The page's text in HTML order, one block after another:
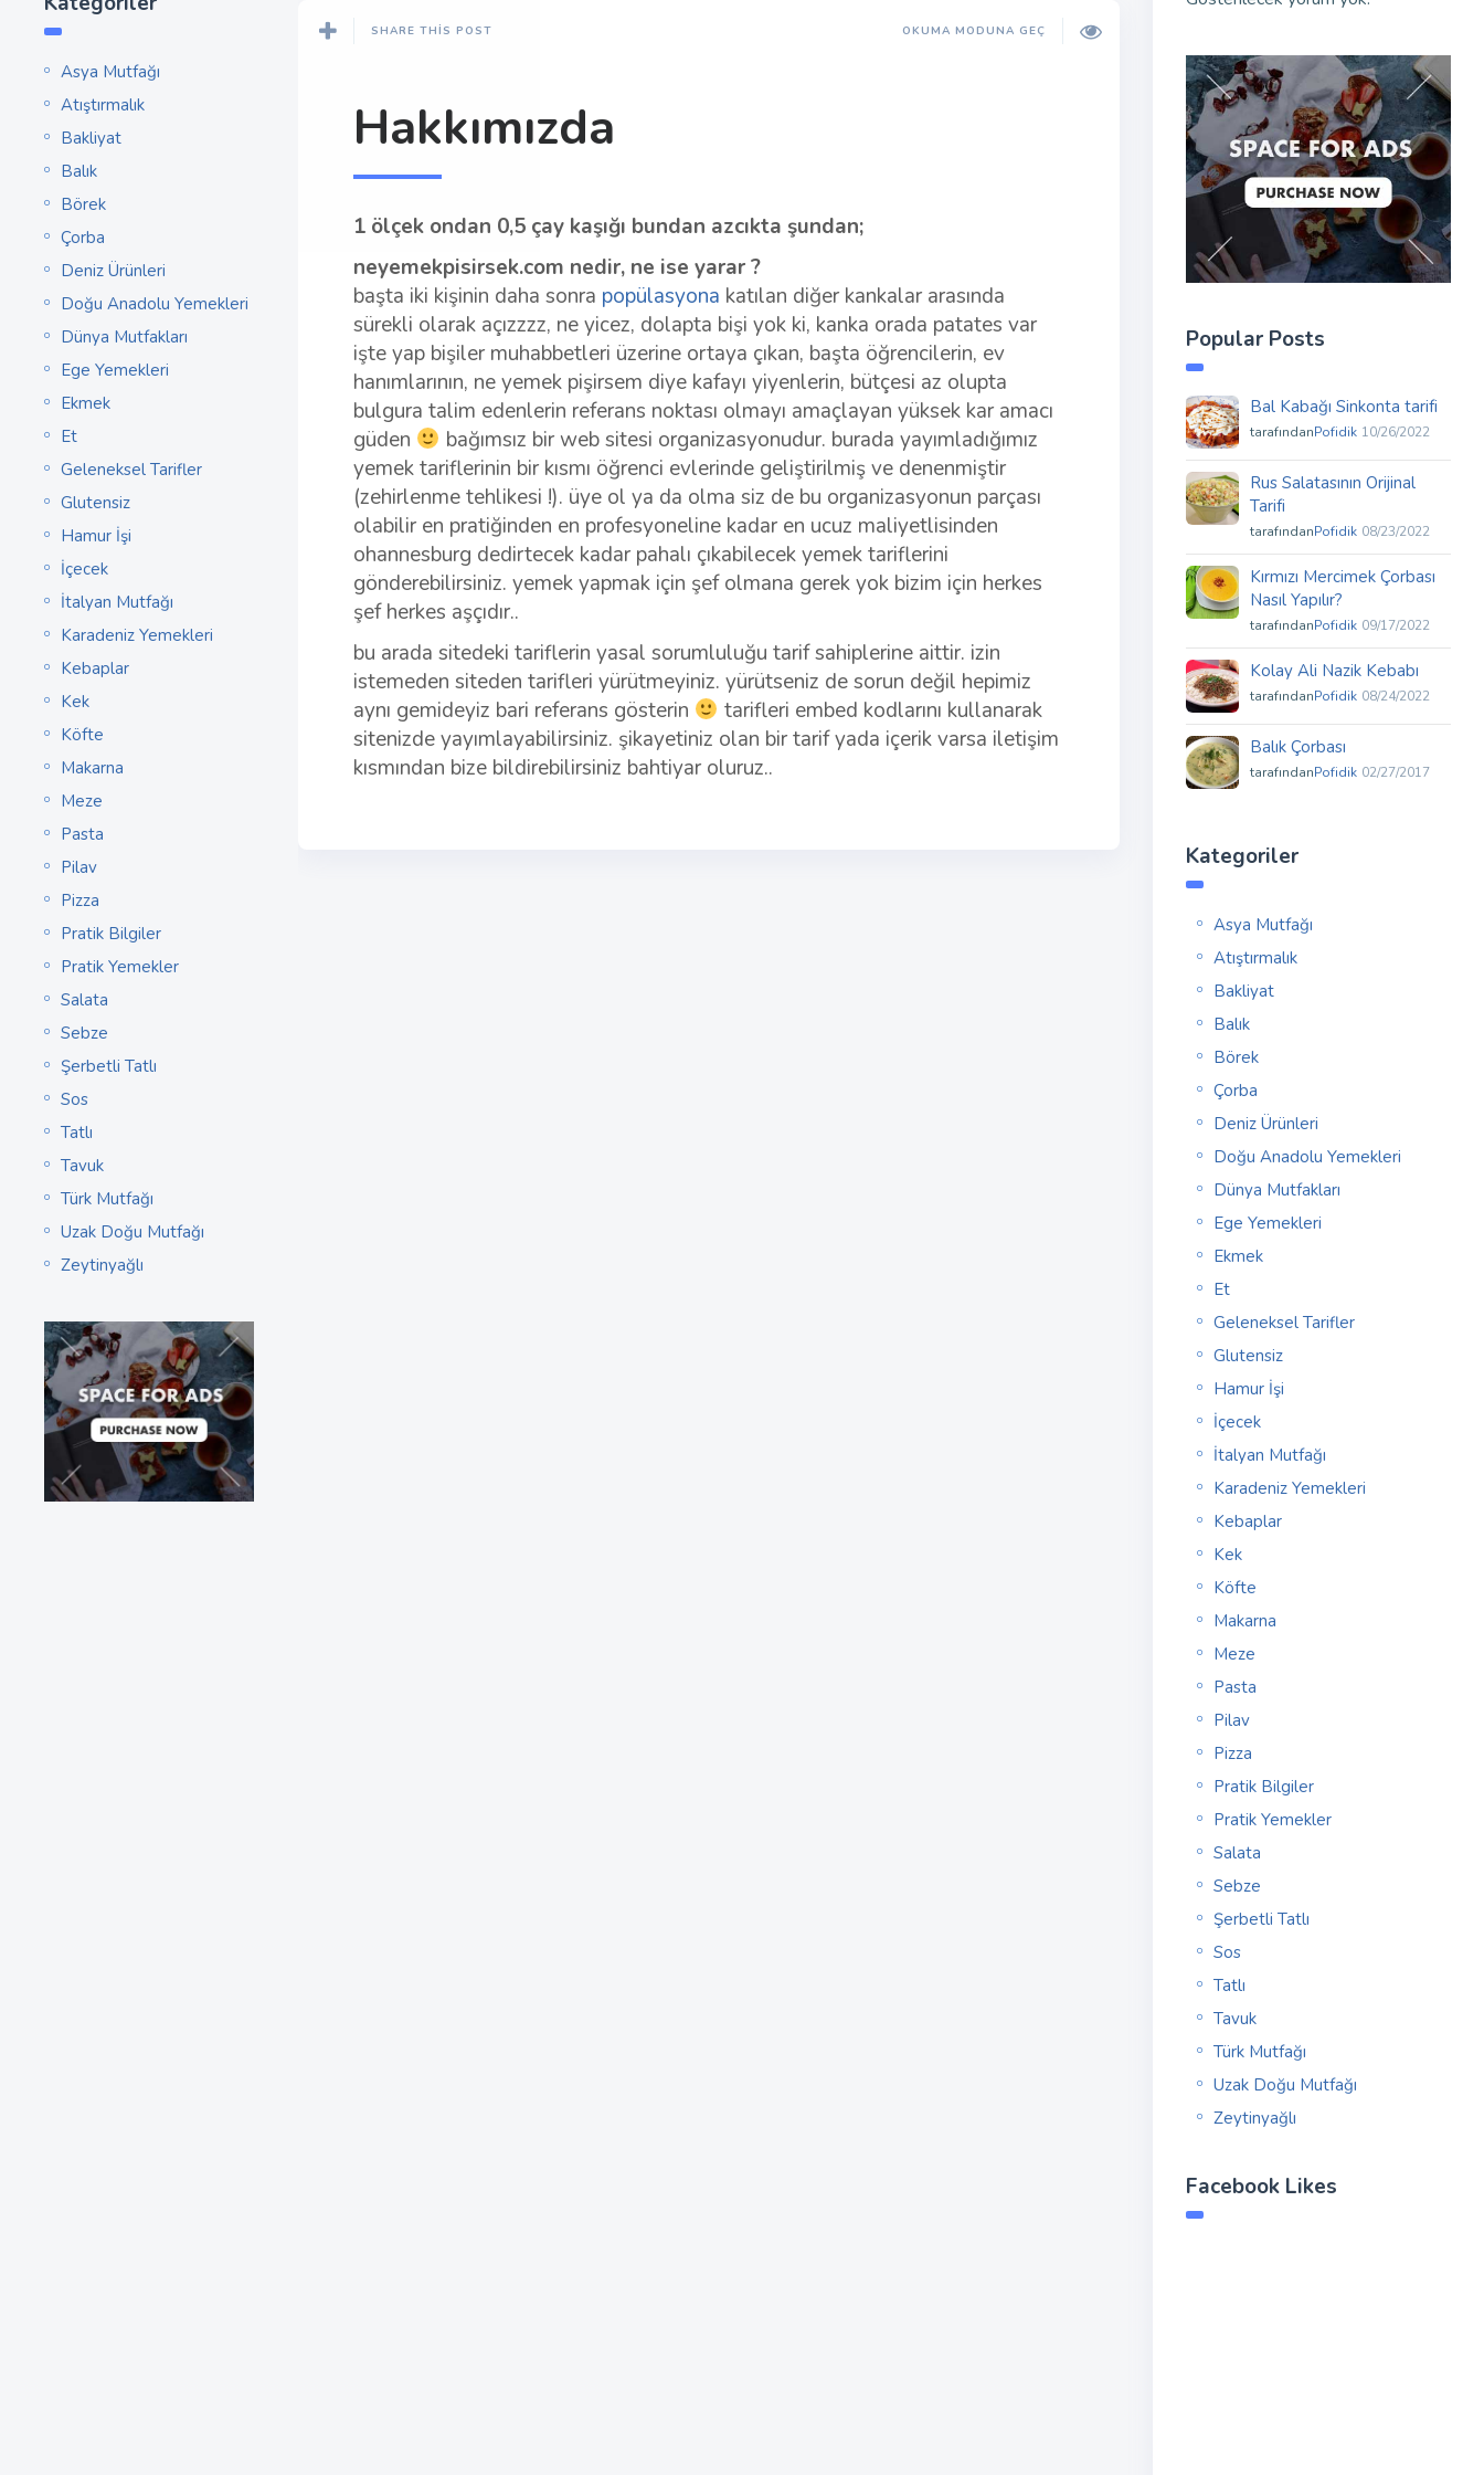
Asya Mutfağı
Atıştırmalık
Bakliyat
Balık
Börek
Çorba
Deniz Ürünleri
Doğu Anadolu Yemekleri
Dünya Mutfakları
Ege Yemekleri
Ekmek
Et
Geleneksel Tarifler
Glutensiz
Hamur İşi
İçecek
İtalyan Mutfağı
Karadeniz Yemekleri
Kebaplar
Kek
Köfte
Makarna
Meze
Pasta
Pilav
Pizza
Pratik Bilgiler
Pratik Yemekler
Salata
Sebze
Şerbetli Tatlı
Sos
Tatlı
Tavuk
Türk Mutfağı
Uzak Doğu Mutfağı
Zeytinyağlı
SHARE THIS POST OKUMA MODUNA GEÇ
Hakkımızda
1 ölçek ondan 0,5 çay kaşığı bundan azcıkta şundan;
neyemekpisirsek.com nedir, ne ise yarar ?
başta iki kişinin daha sonra popülasyona katılan diğer kankalar arasında
sürekli olarak açızzzz, ne yicez, dolapta bişi yok ki, kanka orada patates var
işte yap bişiler muhabbetleri üzerine ortaya çıkan, başta öğrencilerin, ev
hanımlarının, ne yemek pişirsem diye kafayı yiyenlerin, bütçesi az olupta
bulgura talim edenlerin referans noktası olmayı amaçlayan yüksek kar amacı
güden
bağımsız bir web sitesi organizasyonudur. burada yayımladığımız
yemek tariflerinin bir kısmı öğrenci evlerinde geliştirilmiş ve denenmiştir
(zehirlenme tehlikesi !). üye ol ya da olma siz de bu organizasyonun parçası
olabilir en pratiğinden en profesyoneline kadar en ucuz maliyetlisinden
ohannesburg dedirtecek kadar pahalı çıkabilecek yemek tariflerini
gönderebilirsiniz. yemek yapmak için şef olmana gerek yok bizim için herkes
şef herkes aşçıdır..
bu arada sitedeki tariflerin yasal sorumluluğu tarif sahiplerine aittir. izin
istemeden siteden tarifleri yürütmeyiniz. yürütseniz de sorun değil hepimiz
aynı gemideyiz bari referans gösterin
tarifleri embed kodlarını kullanarak
sitenizde yayımlayabilirsiniz. şikayetiniz olan bir tarif yada içerik varsa iletişim
kısmından bize bildirebilirsiniz bahtiyar oluruz..
Popular Posts
Bal Kabağı Sinkonta tarifi
tarafındanPofidik 10/26/2022
Rus Salatasının Orijinal
Tarifi
tarafındanPofidik 08/23/2022
Kırmızı Mercimek Çorbası
Nasıl Yapılır?
tarafındanPofidik 09/17/2022
Kolay Ali Nazik Kebabı
tarafındanPofidik 08/24/2022
Balık Çorbası
tarafındanPofidik 02/27/2017
Kategoriler
Asya Mutfağı
Atıştırmalık
Bakliyat
Balık
Börek
Çorba
Deniz Ürünleri
Doğu Anadolu Yemekleri
Dünya Mutfakları
Ege Yemekleri
Ekmek
Et
Geleneksel Tarifler
Glutensiz
Hamur İşi
İçecek
İtalyan Mutfağı
Karadeniz Yemekleri
Kebaplar
Kek
Köfte
Makarna
Meze
Pasta
Pilav
Pizza
Pratik Bilgiler
Pratik Yemekler
Salata
Sebze
Şerbetli Tatlı
Sos
Tatlı
Tavuk
Türk Mutfağı
Uzak Doğu Mutfağı
Zeytinyağlı
Facebook Likes